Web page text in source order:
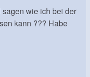
wie ich bei der
kann ??? Habe